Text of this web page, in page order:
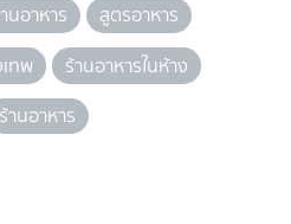
นอาหาร
สูตรอาหาร
ทพ
ร้านอาหารในห้าง
ร้านอาหาร